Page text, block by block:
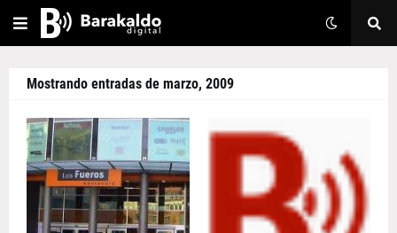
Mostrando entradas de marzo, 2009